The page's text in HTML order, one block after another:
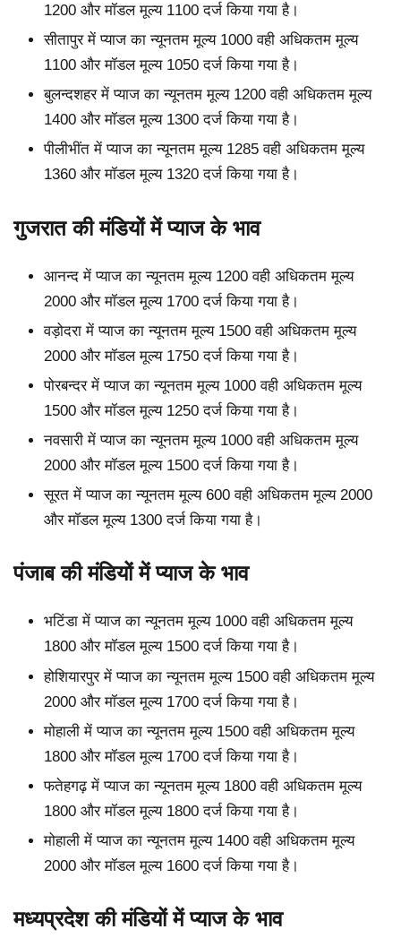
1200 और मॉडल मूल्य 1100 दर्ज किया गया है।
सीतापुर में प्याज का न्यूनतम मूल्य 1000 वही अधिकतम मूल्य
1100 और मॉडल मूल्य 1050 दर्ज किया गया है।
बुलन्दशहर में प्याज का न्यूनतम मूल्य 1200 वही अधिकतम मूल्य
1400 और मॉडल मूल्य 1300 दर्ज किया गया है।
पीलीभींत में प्याज का न्यूनतम मूल्य 1285 वही अधिकतम मूल्य
1360 और मॉडल मूल्य 1320 दर्ज किया गया है।
गुजरात की मंडियों में प्याज के भाव
आनन्द में प्याज का न्यूनतम मूल्य 1200 वही अधिकतम मूल्य
2000 और मॉडल मूल्य 1700 दर्ज किया गया है।
वड़ोदरा में प्याज का न्यूनतम मूल्य 1500 वही अधिकतम मूल्य
2000 और मॉडल मूल्य 1750 दर्ज किया गया है।
पोरबन्दर में प्याज का न्यूनतम मूल्य 1000 वही अधिकतम मूल्य
1500 और मॉडल मूल्य 1250 दर्ज किया गया है।
नवसारी में प्याज का न्यूनतम मूल्य 1000 वही अधिकतम मूल्य
2000 और मॉडल मूल्य 1500 दर्ज किया गया है।
सूरत में प्याज का न्यूनतम मूल्य 600 वही अधिकतम मूल्य 2000
और मॉडल मूल्य 1300 दर्ज किया गया है।
पंजाब की मंडियों में प्याज के भाव
भटिंडा में प्याज का न्यूनतम मूल्य 1000 वही अधिकतम मूल्य
1800 और मॉडल मूल्य 1500 दर्ज किया गया है।
होशियारपुर में प्याज का न्यूनतम मूल्य 1500 वही अधिकतम मूल्य
2000 और मॉडल मूल्य 1700 दर्ज किया गया है।
मोहाली में प्याज का न्यूनतम मूल्य 1500 वही अधिकतम मूल्य
1800 और मॉडल मूल्य 1700 दर्ज किया गया है।
फतेहगढ़ में प्याज का न्यूनतम मूल्य 1800 वही अधिकतम मूल्य
1800 और मॉडल मूल्य 1800 दर्ज किया गया है।
मोहाली में प्याज का न्यूनतम मूल्य 1400 वही अधिकतम मूल्य
2000 और मॉडल मूल्य 1600 दर्ज किया गया है।
मध्यप्रदेश की मंडियों में प्याज के भाव